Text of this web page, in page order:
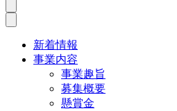
新着情報
事業内容
事業趣旨
募集概要
懸賞金